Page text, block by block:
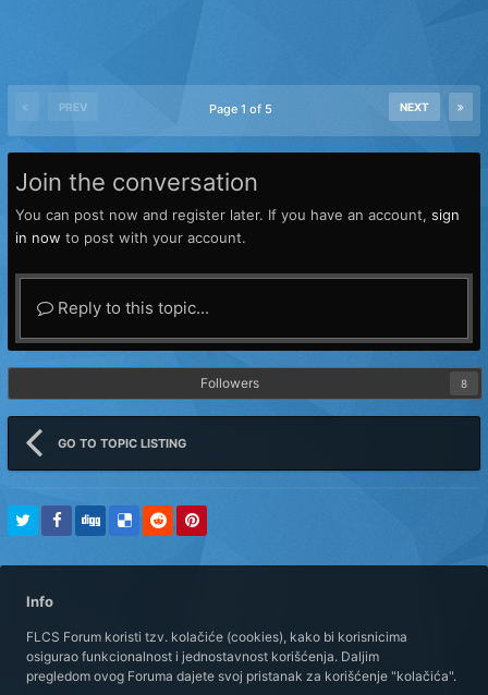
PREV NEXT
Page 1 of 5
Join the conversation
You can post now and register later. If you have an account, sign
in now to post with your account.
Reply to this topic...
Followers 8
GO TO TOPIC LISTING
Info
FLCS Forum koristi tzv. kolačiće (cookies), kako bi korisnicima
osigurao funkcionalnost i jednostavnost korišćenja. Daljim
pregledom ovog Foruma dajete svoj pristanak za korišćenje "kolačića".